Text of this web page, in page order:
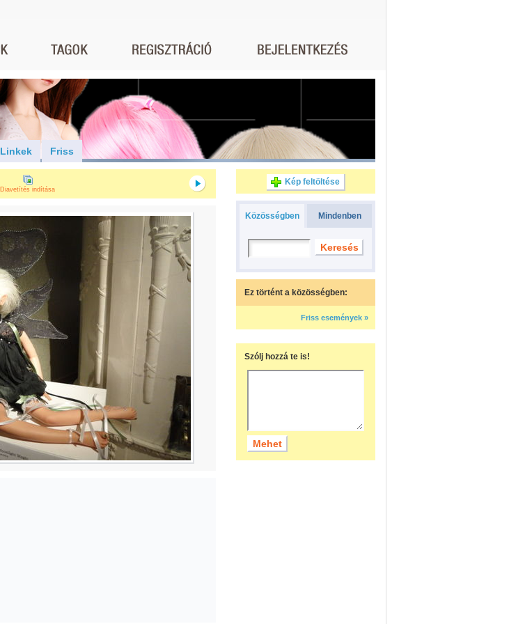
Linkek Friss
Diavetítés indítása
Kép feltöltése
Közösségben Mindenben
Ez történt a közösségben:
Friss események »
Szólj hozzá te is!